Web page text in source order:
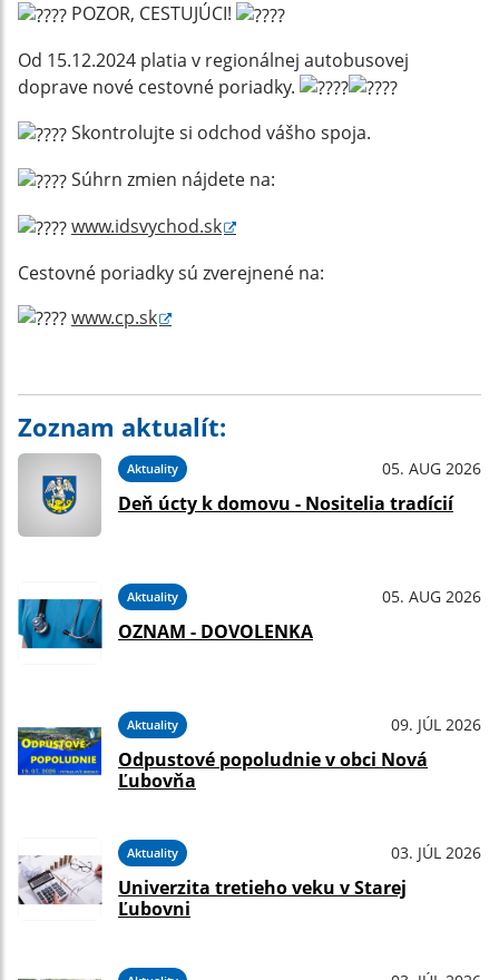
POZOR, CESTUJÚCI!
Od 15.12.2024 platia v regionálnej autobusovej
doprave nové cestovné poriadky.
Skontrolujte si odchod vášho spoja.
Súhrn zmien nájdete na:
www.idsvychod.sk
Cestovné poriadky sú zverejnené na:
www.cp.sk
Zoznam aktualít:
Aktuality 05. AUG 2026
Deň úcty k domovu - Nositelia tradícií
Aktuality 05. AUG 2026
OZNAM - DOVOLENKA
Aktuality 09. JÚL 2026
Odpustové popoludnie v obci Nová
Ľubovňa
Aktuality 03. JÚL 2026
Univerzita tretieho veku v Starej
Ľubovni